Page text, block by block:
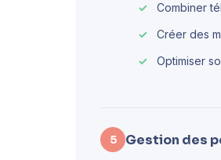
Combiner
Créer des
Optimiser
5 Gestion des